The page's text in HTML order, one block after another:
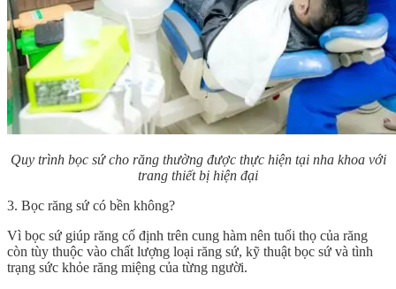
Quy trình bọc sứ cho răng thường được thực hiện tại nha khoa với
trang thiết bị hiện đại
3. Bọc răng sứ có bền không?
Vì bọc sứ giúp răng cố định trên cung hàm nên tuổi thọ của răng
còn tùy thuộc vào chất lượng loại răng sứ, kỹ thuật bọc sứ và tình
trạng sức khỏe răng miệng của từng người.